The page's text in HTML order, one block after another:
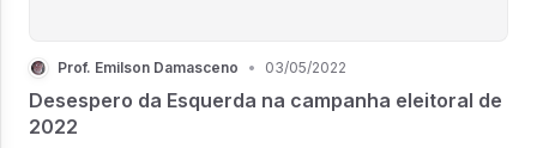
Prof. Emilson Damasceno • 03/05/2022
Desespero da Esquerda na campanha eleitoral de
2022